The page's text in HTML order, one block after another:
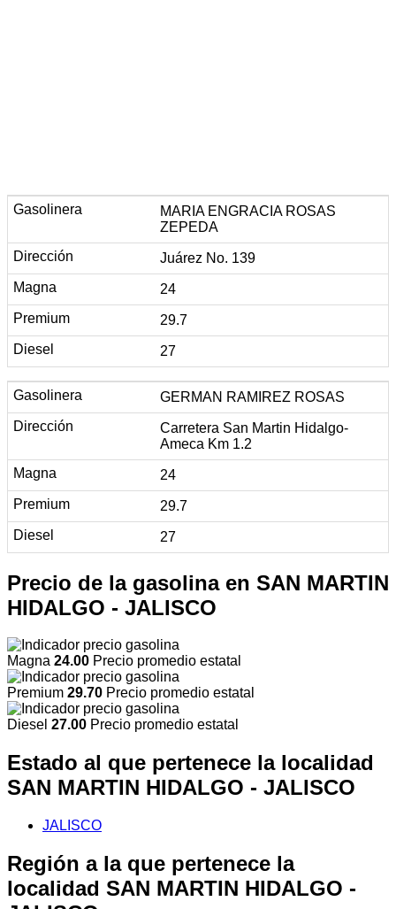
MARIA ENGRACIA ROSAS
ZEPEDA
Juárez No. 139
24
29.7
27
GERMAN RAMIREZ ROSAS
Carretera San Martin Hidalgo-
Ameca Km 1.2
24
29.7
27
Precio de la gasolina en SAN MARTIN
HIDALGO - JALISCO
Magna 24.00 Precio promedio estatal
Premium 29.70 Precio promedio estatal
Diesel 27.00 Precio promedio estatal
Estado al que pertenece la localidad
SAN MARTIN HIDALGO - JALISCO
JALISCO
Región a la que pertenece la
localidad SAN MARTIN HIDALGO -